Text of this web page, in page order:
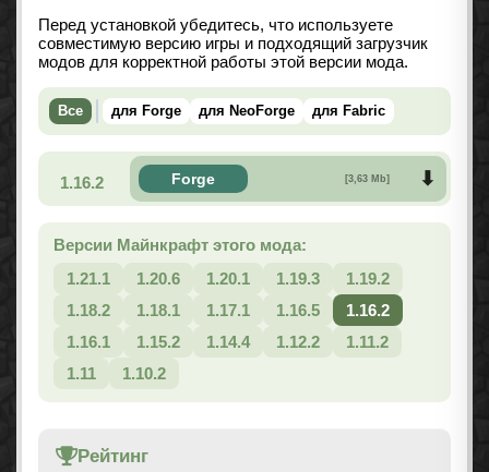
Перед установкой убедитесь, что используете
совместимую версию игры и подходящий загрузчик
модов для корректной работы этой версии мода.
Все для Forge для NeoForge для Fabric
1.16.2 Forge [3,63 Mb]
Версии Майнкрафт этого мода:
1.21.1
1.20.6 1.20.1 1.19.3
1.19.2
1.18.2
1.18.1 1.17.1 1.16.5
1.16.2
1.16.1
1.15.2 1.14.4 1.12.2
1.11.2
1.11
1.10.2
Рейтинг